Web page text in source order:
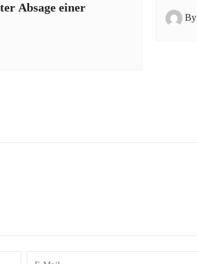
Absage einer
By